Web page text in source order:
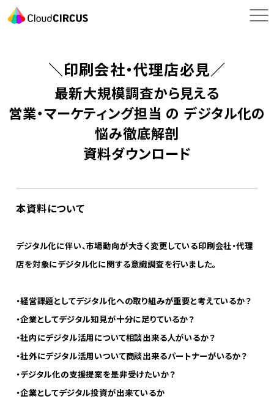
＼印刷会社・代理店必見／
最新大規模調査から見える
営業・マーケティング担当 の デジタル化の
悩み徹底解剖
資料ダウンロード
本資料について
デジタル化に伴い、市場動向が大きく変更している印刷会社・代理
店を対象にデジタル化に関する意識調査を行いました。
・経営課題としてデジタル化への取り組みが重要と考えているか？
・企業としてデジタル知見が十分に足りているか？
・社内にデジタル活用について相談出来る人がいるか？
・社外にデジタル活用いついて商談出来るパートナーがいるか？
・デジタル化の支援提案を是非受けたいか？
・企業としてデジタル投資が出来ているか